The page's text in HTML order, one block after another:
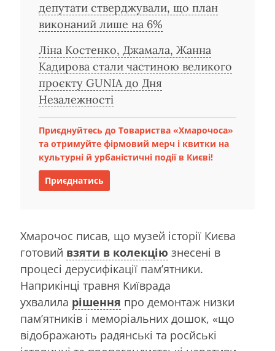
депутати стверджували, що план
виконаний лише на 6%
Ліна Костенко, Джамала, Жанна
Кадирова стали частиною великого
проєкту GUNIA до Дня
Незалежності
Приєднуйтесь до Товариства «Хмарочоса»
та отримуйте фірмовий мерч і квитки на
культурні й урбаністичні події в Києві!
Приєднатись
Хмарочос писав, що музей історії Києва
готовий взяти в колекцію знесені в
процесі дерусифікації пам’ятники.
Наприкінці травня Київрада
ухвалила рішення про демонтаж низки
пам’ятників і меморіальних дошок, «що
відображають радянські та росйські